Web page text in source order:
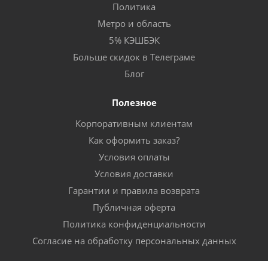
Политика
Метро и область
5% КЭШБЭК
Больше скидок в Телеграме
Блог
Полезное
Корпоративным клиентам
Как оформить заказ?
Условия оплаты
Условия доставки
Гарантии и правила возврата
Публичная оферта
Политика конфиденциальности
Согласие на обработку персональных данных